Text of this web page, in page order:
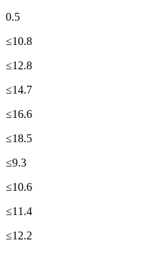
0.5
≤10.8
≤12.8
≤14.7
≤16.6
≤18.5
≤9.3
≤10.6
≤11.4
≤12.2